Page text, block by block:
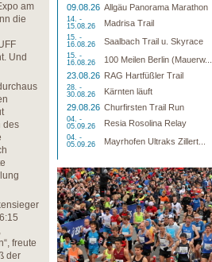
am
die
Und
des
freute
der
09.08.26 Allgäu Panorama Marathon
14. -
15.08.26
Madrisa Trail
15. -
16.08.26
Saalbach Trail u. Skyrace
15. -
16.08.26
100 Meilen Berlin (Mauerw...
23.08.26 RAG Hartfüßler Trail
28. -
30.08.26
Kärnten läuft
29.08.26 Churfirsten Trail Run
04. -
05.09.26
Resia Rosolina Relay
04. -
05.09.26
Mayrhofen Ultraks Zillert...